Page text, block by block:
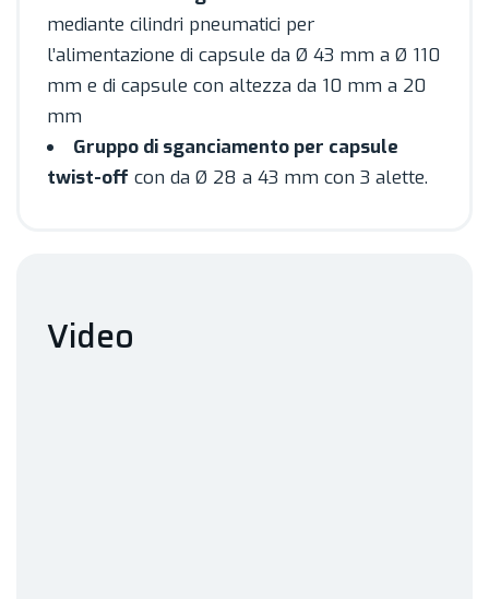
mediante cilindri pneumatici per
l’alimentazione di capsule da Ø 43 mm a Ø 110
mm e di capsule con altezza da 10 mm a 20
mm
Gruppo di sganciamento per capsule
twist-off con da Ø 28 a 43 mm con 3 alette.
Video